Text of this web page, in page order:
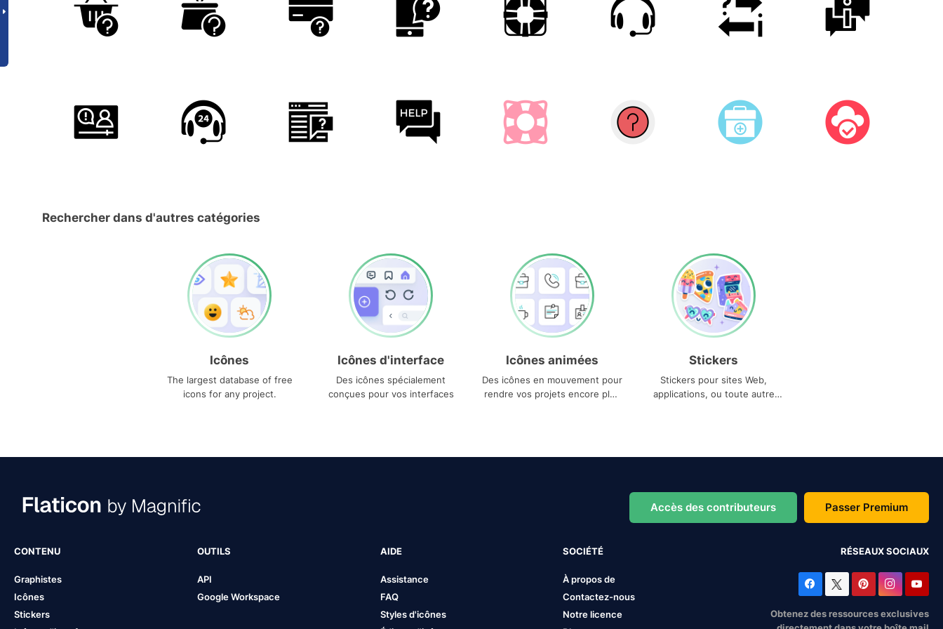
Rechercher dans d'autres catégories
Icônes
The largest database of free
icons for any project.
Icônes d'interface
Des icônes spécialement
conçues pour vos interfaces
Icônes animées
Des icônes en mouvement pour
rendre vos projets encore plus
Stickers
Stickers pour sites Web,
applications, ou toute autre
Accès des contributeurs Passer Premium
CONTENU
Graphistes
Icônes
Stickers
OUTILS
API
Google Workspace
AIDE
Assistance
FAQ
Styles d'icônes
SOCIÉTÉ
À propos de
Contactez-nous
Notre licence
RÉSEAUX SOCIAUX
Obtenez des ressources exclusives